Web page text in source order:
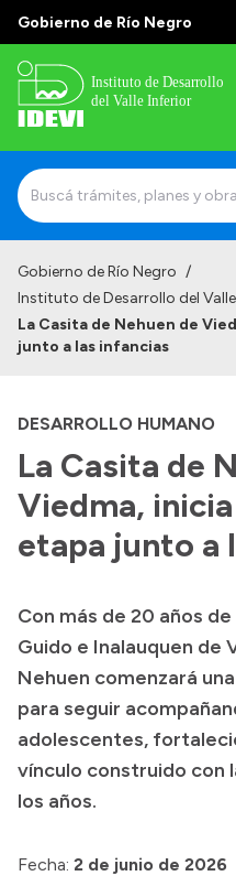
Gobierno de Río Negro
Institucional
Normativa
Historia
Gobierno de Río Negro /
Instituto de Desarrollo del
La Casita de Nehuen de
junto a las infancias
DESARROLLO HUMANO
La Casita de
Viedma,
etapa junto a
Con más de 20 años
Guido e Inalauquen de
Nehuen comenzará
para seguir
adolescentes,
vínculo construido con
los años.
Fecha: 2 de junio de 2026